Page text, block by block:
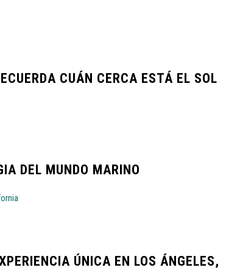
CUÁN CERCA ESTÁ EL SOL
DEL MUNDO MARINO
ÚNICA EN LOS ÁNGELES,